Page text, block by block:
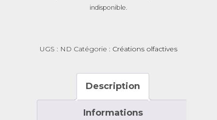
indisponible.
UGS : ND Catégorie : Créations olfactives
Description
Informations